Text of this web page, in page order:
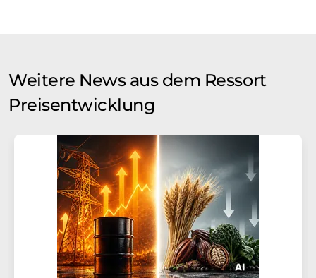
Weitere News aus dem Ressort
Preisentwicklung